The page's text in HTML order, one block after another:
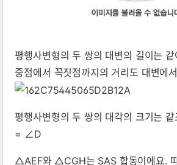
평행사변형의 두 쌍의 대변의 길이는
중점에서 꼭짓점까지의 거리도 대변에
평행사변형의 두 쌍의 대각의 크기
= ∠D
△AEF와 △CGH는 SAS 합동이에요.